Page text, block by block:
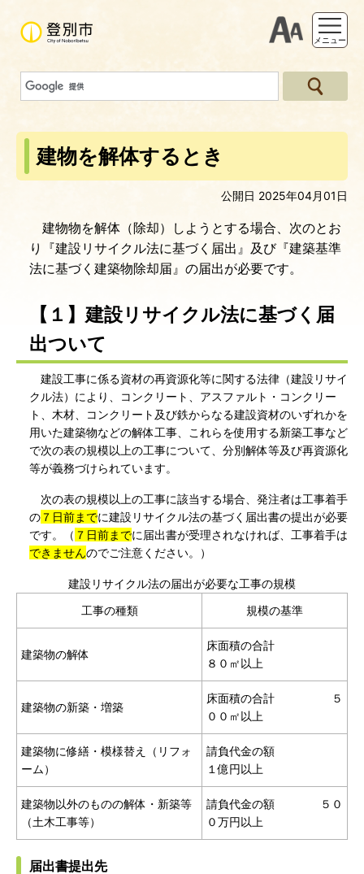
支援ツー
メニュー
建物を解体するとき
公開日 2025年04月01日
建物物を解体（除却）しようとする場合、次のとお
り『建設リサイクル法に基づく届出』及び『建築基準
法に基づく建築物除却届』の届出が必要です。
【１】建設リサイクル法に基づく届
出ついて
建設工事に係る資材の再資源化等に関する法律（建設リサイ
クル法）により、コンクリート、アスファルト・コンクリー
ト、木材、コンクリート及び鉄からなる建設資材のいずれかを
用いた建築物などの解体工事、これらを使用する新築工事など
で次の表の規模以上の工事について、分別解体等及び再資源化
等が義務づけられています。
次の表の規模以上の工事に該当する場合、発注者は工事着手
の ７日前までに建設リサイクル法の基づく届出書の提出が必要
です。（ ７日前までに届出書が受理されなければ、工事着手は
できませんのでご注意ください。）
建設リサイクル法の届出が必要な工事の規模
工事の種類
規模の基準
建築物の解体
床面積の合計
８０㎡以上
建築物の新築・増築
床面積の合計 ５
００㎡以上
建築物に修繕・模様替え（リフォ
ーム）
請負代金の額
１億円以上
建築物以外のものの解体・新築等
（土木工事等）
請負代金の額 ５０
０万円以上
届出書提出先